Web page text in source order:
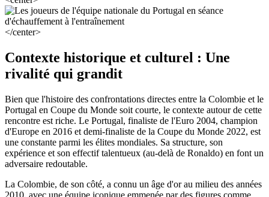
</center>
Contexte historique et culturel : Une
rivalité qui grandit
Bien que l'histoire des confrontations directes entre la Colombie et le
Portugal en Coupe du Monde soit courte, le contexte autour de cette
rencontre est riche. Le Portugal, finaliste de l'Euro 2004, champion
d'Europe en 2016 et demi-finaliste de la Coupe du Monde 2022, est
une constante parmi les élites mondiales. Sa structure, son
expérience et son effectif talentueux (au-delà de Ronaldo) en font un
adversaire redoutable.
La Colombie, de son côté, a connu un âge d'or au milieu des années